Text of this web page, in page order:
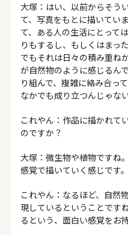
大塚：はい、以前からそう
て、写真をもとに描いてい
て、ある人の生活にとって
りもするし、もしくはま
でもそれは日々の積み重ね
が自然物のように感じるん
り組んで、複雑に絡み合っ
なかでも成り立つんじゃない
これやん：作品に描かれて
のですか？
大塚：微生物や植物ですね
感覚で描いていく感じです。
これやん：なるほど、自然
現しているということです
るという、面白い感覚をお